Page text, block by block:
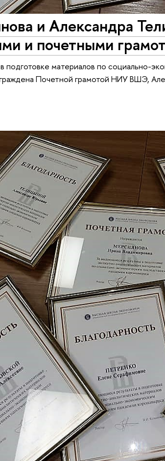
и Александра
и почетными
подготовке материалов по социально-
Почетной грамотой НИУ ВШЭ,